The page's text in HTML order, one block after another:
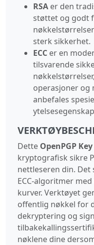
RSA er den
støttet og godt
sterk sikkerhet.
ECC er en
tilsvarende
operasjoner og
anbefales
Dette OpenPGP
kryptografisk sikre
nettleseren din. Det
ECC‑algoritmer
kurver. Verktøyet
offentlig nøkkel for
dekryptering og
nøklene dine